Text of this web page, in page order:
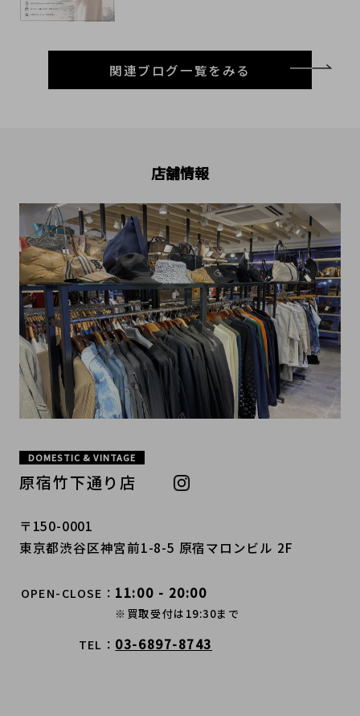
関連ブログ一覧をみる
店舗情報
DOMESTIC & VINTAGE
原宿竹下通り店
〒150-0001
東京都渋谷区神宮前1-8-5 原宿マロンビル 2F
OPEN-CLOSE 11:00 - 20:00
※買取受付は19:30まで
TEL 03-6897-8743